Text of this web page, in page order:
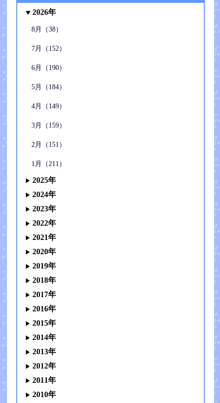
2026年
8月（38）
7月（152）
6月（190）
5月（184）
4月（149）
3月（159）
2月（151）
1月（211）
2025年
2024年
2023年
2022年
2021年
2020年
2019年
2018年
2017年
2016年
2015年
2014年
2013年
2012年
2011年
2010年